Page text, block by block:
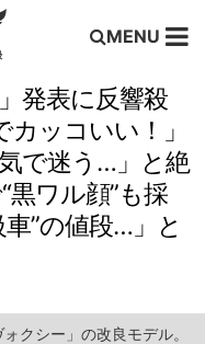
MENU
発表に反響殺
カッコいい！」
で迷う…」と絶
黒ワル顔”も採
”の値段…」と
クシー」の改良モデル。